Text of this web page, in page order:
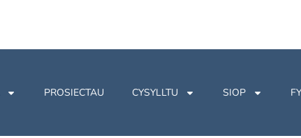
PROSIECTAU CYSYLLTU SIOP